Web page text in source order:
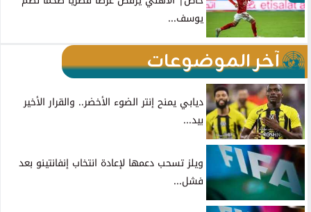
يوسف...
آخر الموضوعات
ديابي يمنح إنتر الضوء الأخضر.. والقرار الأخير
بيد...
ويلز تسحب دعمها لإعادة انتخاب إنفانتينو بعد
فشل...